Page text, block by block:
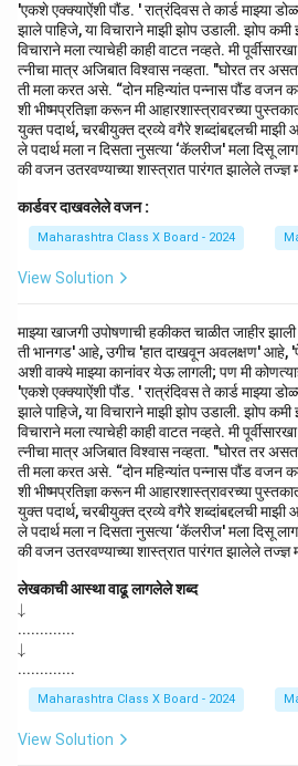
'एकशे एक्क्याऐंशी पौंड. ' रात्रंदिवस ते कार्ड माझ्या
झाले पाहिजे, या विचाराने माझी झोप उडाली. झोप
विचाराने मला त्याचेही काही वाटत नव्हते. मी
त्नीचा मात्र अजिबात विश्वास नव्हता. "घोरत तर
ती मला करत असे. “दोन महिन्यांत पन्नास पौंड वजन
शी भीष्मप्रतिज्ञा करून मी आहारशास्त्रावरच्या
युक्त पदार्थ, चरबीयुक्त द्रव्ये वगैरे शब्दांबद्दलची माझी
ले पदार्थ मला न दिसता नुसत्या ‘कॅलरीज' मला दिसू
की वजन उतरवण्याच्या शास्त्रात पारंगत झालेले
कार्डवर दाखवलेले वजन :
Maharashtra Class X Board - 2024
View Solution
माझ्या खाजगी उपोषणाची हकीकत चाळीत जाहीर
ती भानगड' आहे, उगीच 'हात दाखवून अवलक्षण' आहे,
अशी वाक्ये माझ्या कानांवर येऊ लागली; पण मी
'एकशे एक्क्याऐंशी पौंड. ' रात्रंदिवस ते कार्ड माझ्या
झाले पाहिजे, या विचाराने माझी झोप उडाली. झोप
विचाराने मला त्याचेही काही वाटत नव्हते. मी
त्नीचा मात्र अजिबात विश्वास नव्हता. "घोरत तर
ती मला करत असे. “दोन महिन्यांत पन्नास पौंड वजन
शी भीष्मप्रतिज्ञा करून मी आहारशास्त्रावरच्या
युक्त पदार्थ, चरबीयुक्त द्रव्ये वगैरे शब्दांबद्दलची माझी
ले पदार्थ मला न दिसता नुसत्या ‘कॅलरीज' मला दिसू
की वजन उतरवण्याच्या शास्त्रात पारंगत झालेले
लेखकाची आस्था वाढू लागलेले शब्द
\d
w
na
rr
↓
.............
\d
o
↓
.............
Maharashtra Class X Board - 2024
View Solution